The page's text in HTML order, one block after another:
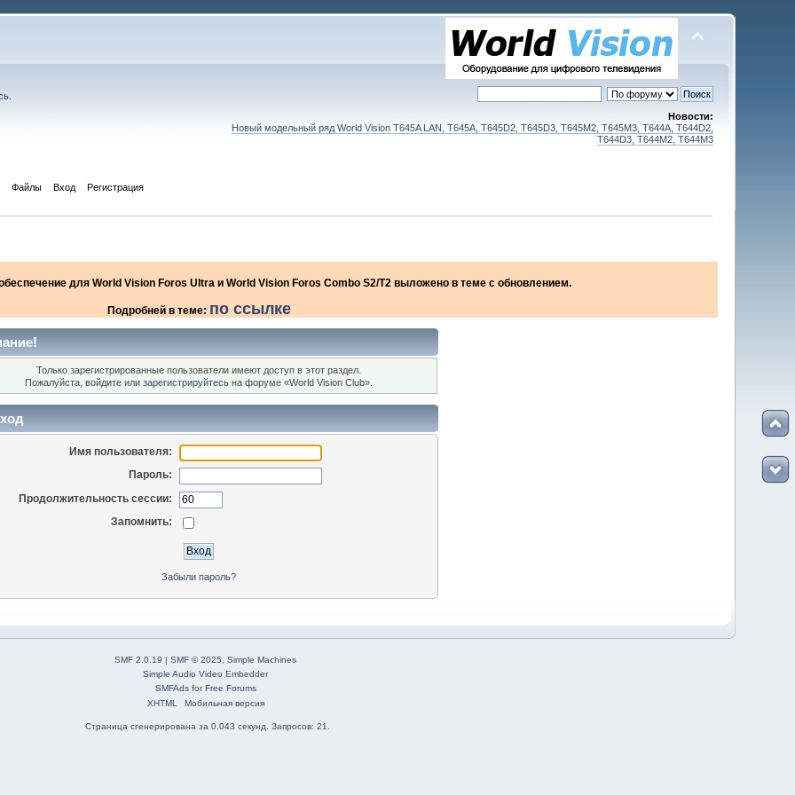
Новости:
Новый модельный ряд World Vision T645A LAN, T645A, T645D2, T645D3, T645M2, T645M3, T644A, T644D2,
T644D3, T644M2, T644M3
Файлы Вход Регистрация
для World Vision Foros Ultra и World Vision Foros Combo S2/T2 выложено в теме с обновлением.
Подробней в теме: по ссылке
Только зарегистрированные пользователи имеют доступ в этот раздел.
Пожалуйста, войдите или зарегистрируйтесь на форуме «World Vision Club».
Имя пользователя:
Пароль:
Продолжительность сессии:
Запомнить:
Забыли пароль?
SMF 2.0.19 | SMF © 2025
Simple Machines
Simple Audio Video Embedder
SMFAdsforFree Forums
XHTML
Мобильная версия
Страница сгенерирована за 0.043 секунд. Запросов: 21.